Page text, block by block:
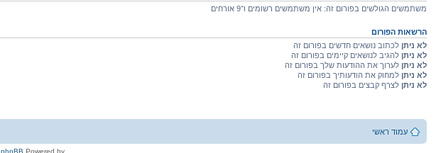
משתמשים הגולשים בפורום זה: אין משתמשים רשומים ו־9 אורחים
הרשאות הפורום
לא ניתן לכתוב נושאים חדשים בפורום זה
לא ניתן להגיב לנושאים קיימים בפורום זה
לא ניתן לערוך את ההודעות שלך בפורום זה
לא ניתן למחוק את הודעותיך בפורום זה
לא ניתן לצרף קבצים בפורום זה
עמוד ראשי
Powered by
phpBB